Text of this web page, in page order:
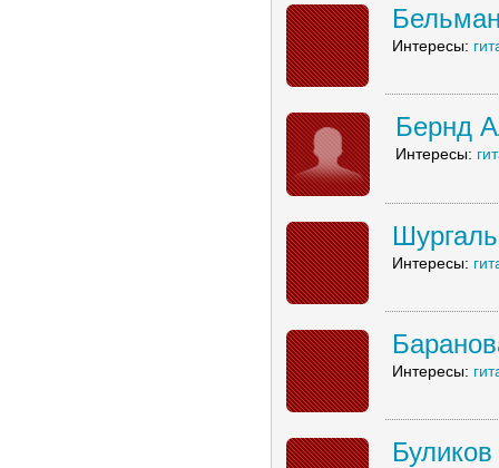
Интересы:
Бернд
Интересы:
Интересы:
Интересы: